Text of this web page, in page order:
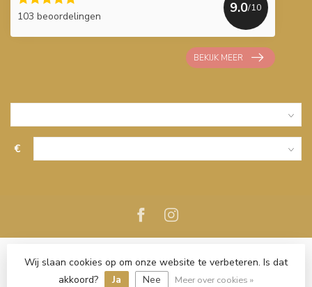
103 beoordelingen
9.0/10
BEKIJK MEER
€
Wij slaan cookies op om onze website te verbeteren. Is dat
akkoord?
Ja Nee Meer over cookies »